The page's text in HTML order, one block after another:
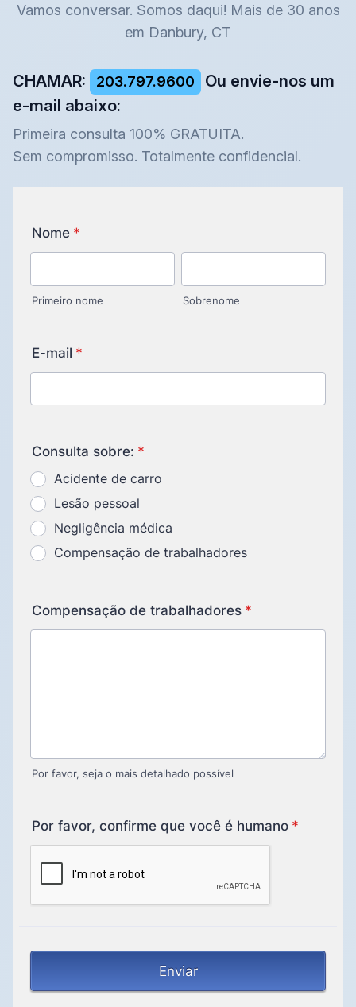
Vamos conversar. Somos daqui! Mais de 30 anos
em Danbury, CT
CHAMAR: 203.797.9600
Ou envie-nos um
e-mail abaixo:
Primeira consulta 100% GRATUITA.
Sem compromisso. Totalmente confidencial.